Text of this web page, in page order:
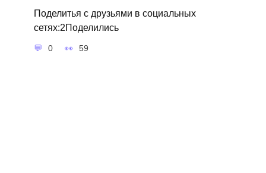
Поделитья с друзьями в социальных
сетях:2Поделились
0 59